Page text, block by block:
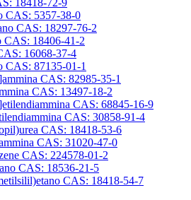
18418-72-9
CAS: 5357-38-0
CAS: 18297-76-2
CAS: 18406-41-2
16068-37-4
CAS: 87135-01-1
CAS: 82985-35-1
CAS: 13497-18-2
CAS: 68845-16-9
CAS: 30858-91-4
CAS: 18418-53-6
CAS: 31020-47-0
CAS: 224578-01-2
CAS: 18536-21-5
CAS: 18418-54-7